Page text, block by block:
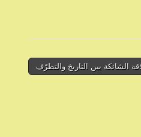
الشائكة بين التاريخ والتطرّف